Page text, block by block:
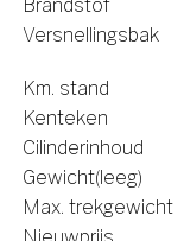
Brandstof
Versnellingsbak
Km. stand
Kenteken
Cilinderinhoud
Gewicht(leeg)
Max. trekgewicht